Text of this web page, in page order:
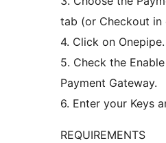
tab (or Checkout in
4. Click on Onepipe.
5. Check the
Payment Gateway.
6. Enter your Keys
REQUIREMENTS